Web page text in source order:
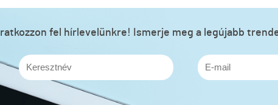
Iratkozzon fel hírlevelünkre! Ismerje meg a legújabb